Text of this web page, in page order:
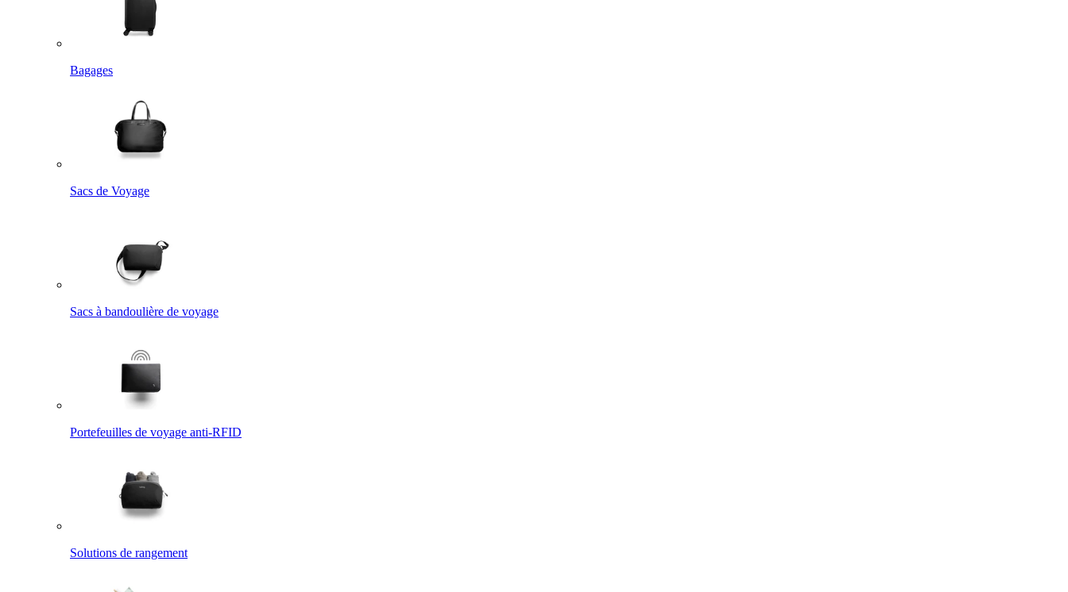
Bagages
Sacs de Voyage
Sacs à bandoulière de voyage
Portefeuilles de voyage anti-RFID
Solutions de rangement